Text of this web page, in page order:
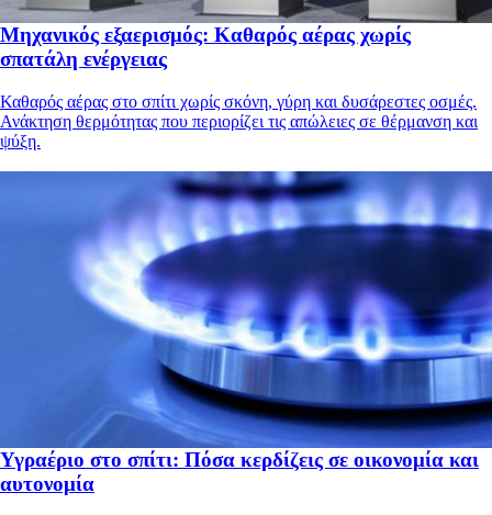
Μηχανικός εξαερισμός: Καθαρός αέρας χωρίς
σπατάλη ενέργειας
Καθαρός αέρας στο σπίτι χωρίς σκόνη, γύρη και δυσάρεστες οσμές.
Ανάκτηση θερμότητας που περιορίζει τις απώλειες σε θέρμανση και
ψύξη.
Υγραέριο στο σπίτι: Πόσα κερδίζεις σε οικονομία και
αυτονομία